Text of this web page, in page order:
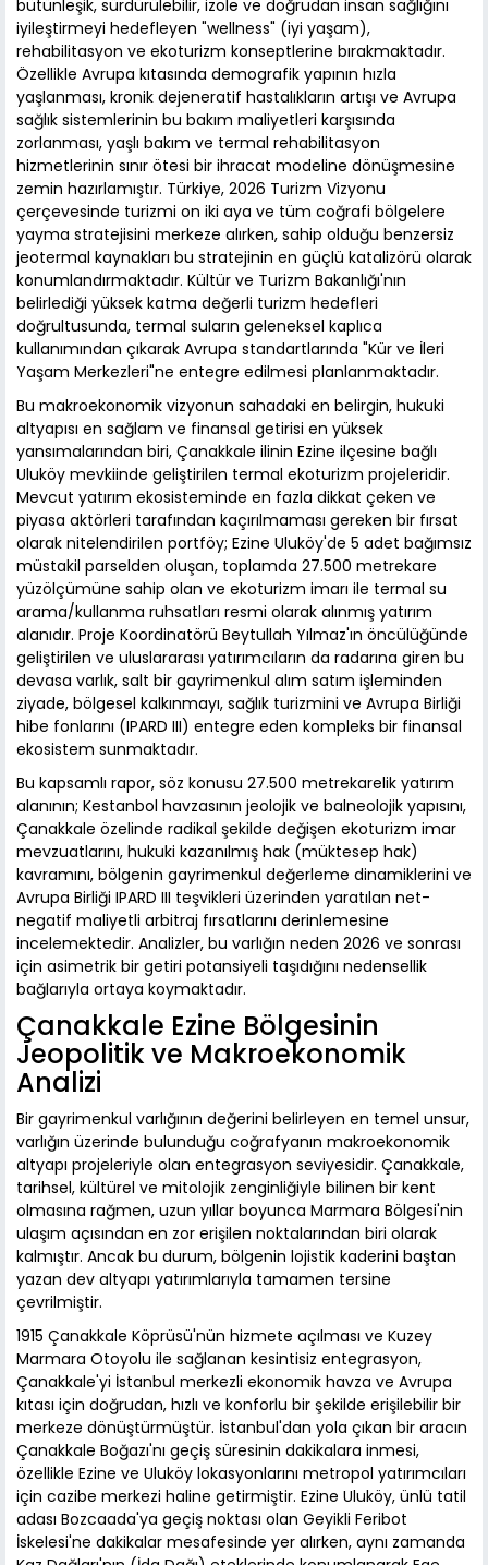
bütünleşik, sürdürülebilir, izole ve doğrudan insan sağlığını
iyileştirmeyi hedefleyen "wellness" (iyi yaşam),
rehabilitasyon ve ekoturizm konseptlerine bırakmaktadır.
Özellikle Avrupa kıtasında demografik yapının hızla
yaşlanması, kronik dejeneratif hastalıkların artışı ve Avrupa
sağlık sistemlerinin bu bakım maliyetleri karşısında
zorlanması, yaşlı bakım ve termal rehabilitasyon
hizmetlerinin sınır ötesi bir ihracat modeline dönüşmesine
zemin hazırlamıştır. Türkiye, 2026 Turizm Vizyonu
çerçevesinde turizmi on iki aya ve tüm coğrafi bölgelere
yayma stratejisini merkeze alırken, sahip olduğu benzersiz
jeotermal kaynakları bu stratejinin en güçlü katalizörü olarak
konumlandırmaktadır. Kültür ve Turizm Bakanlığı'nın
belirlediği yüksek katma değerli turizm hedefleri
doğrultusunda, termal suların geleneksel kaplıca
kullanımından çıkarak Avrupa standartlarında "Kür ve İleri
Yaşam Merkezleri"ne entegre edilmesi planlanmaktadır.
Bu makroekonomik vizyonun sahadaki en belirgin, hukuki
altyapısı en sağlam ve finansal getirisi en yüksek
yansımalarından biri, Çanakkale ilinin Ezine ilçesine bağlı
Uluköy mevkiinde geliştirilen termal ekoturizm projeleridir.
Mevcut yatırım ekosisteminde en fazla dikkat çeken ve
piyasa aktörleri tarafından kaçırılmaması gereken bir fırsat
olarak nitelendirilen portföy; Ezine Uluköy'de 5 adet bağımsız
müstakil parselden oluşan, toplamda 27.500 metrekare
yüzölçümüne sahip olan ve ekoturizm imarı ile termal su
arama/kullanma ruhsatları resmi olarak alınmış yatırım
alanıdır. Proje Koordinatörü Beytullah Yılmaz'ın öncülüğünde
geliştirilen ve uluslararası yatırımcıların da radarına giren bu
devasa varlık, salt bir gayrimenkul alım satım işleminden
ziyade, bölgesel kalkınmayı, sağlık turizmini ve Avrupa Birliği
hibe fonlarını (IPARD III) entegre eden kompleks bir finansal
ekosistem sunmaktadır.
Bu kapsamlı rapor, söz konusu 27.500 metrekarelik yatırım
alanının; Kestanbol havzasının jeolojik ve balneolojik yapısını,
Çanakkale özelinde radikal şekilde değişen ekoturizm imar
mevzuatlarını, hukuki kazanılmış hak (müktesep hak)
kavramını, bölgenin gayrimenkul değerleme dinamiklerini ve
Avrupa Birliği IPARD III teşvikleri üzerinden yaratılan net-
negatif maliyetli arbitraj fırsatlarını derinlemesine
incelemektedir. Analizler, bu varlığın neden 2026 ve sonrası
için asimetrik bir getiri potansiyeli taşıdığını nedensellik
bağlarıyla ortaya koymaktadır.
Çanakkale Ezine Bölgesinin
Jeopolitik ve Makroekonomik
Analizi
Bir gayrimenkul varlığının değerini belirleyen en temel unsur,
varlığın üzerinde bulunduğu coğrafyanın makroekonomik
altyapı projeleriyle olan entegrasyon seviyesidir. Çanakkale,
tarihsel, kültürel ve mitolojik zenginliğiyle bilinen bir kent
olmasına rağmen, uzun yıllar boyunca Marmara Bölgesi'nin
ulaşım açısından en zor erişilen noktalarından biri olarak
kalmıştır. Ancak bu durum, bölgenin lojistik kaderini baştan
yazan dev altyapı yatırımlarıyla tamamen tersine
çevrilmiştir.
1915 Çanakkale Köprüsü'nün hizmete açılması ve Kuzey
Marmara Otoyolu ile sağlanan kesintisiz entegrasyon,
Çanakkale'yi İstanbul merkezli ekonomik havza ve Avrupa
kıtası için doğrudan, hızlı ve konforlu bir şekilde erişilebilir bir
merkeze dönüştürmüştür. İstanbul'dan yola çıkan bir aracın
Çanakkale Boğazı'nı geçiş süresinin dakikalara inmesi,
özellikle Ezine ve Uluköy lokasyonlarını metropol yatırımcıları
için cazibe merkezi haline getirmiştir. Ezine Uluköy, ünlü tatil
adası Bozcaada'ya geçiş noktası olan Geyikli Feribot
İskelesi'ne dakikalar mesafesinde yer alırken, aynı zamanda